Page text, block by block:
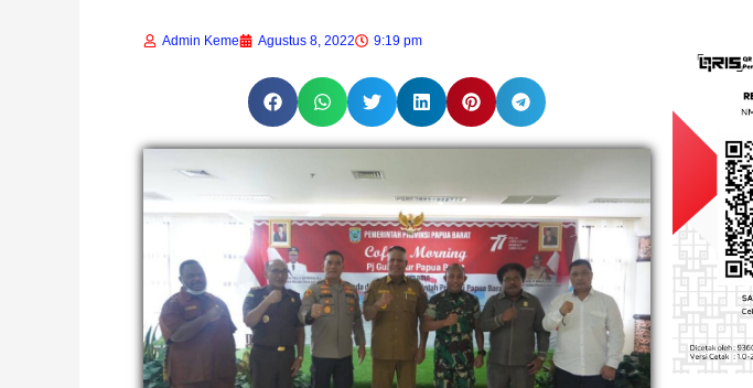
Admin Keme Agustus 8, 2022 9:19 pm